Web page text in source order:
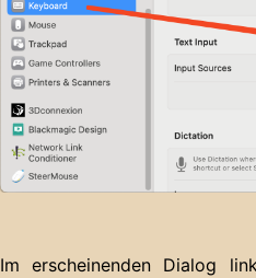
Im erscheinenden Dialog